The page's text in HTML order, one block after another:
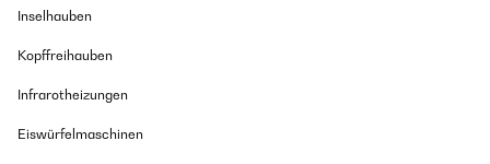
Inselhauben
Kopffreihauben
Infrarotheizungen
Eiswürfelmaschinen